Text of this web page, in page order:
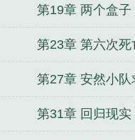
第19章 两个盒子
第23章 第六次死
第27章 安然小队
第31章 回归现实